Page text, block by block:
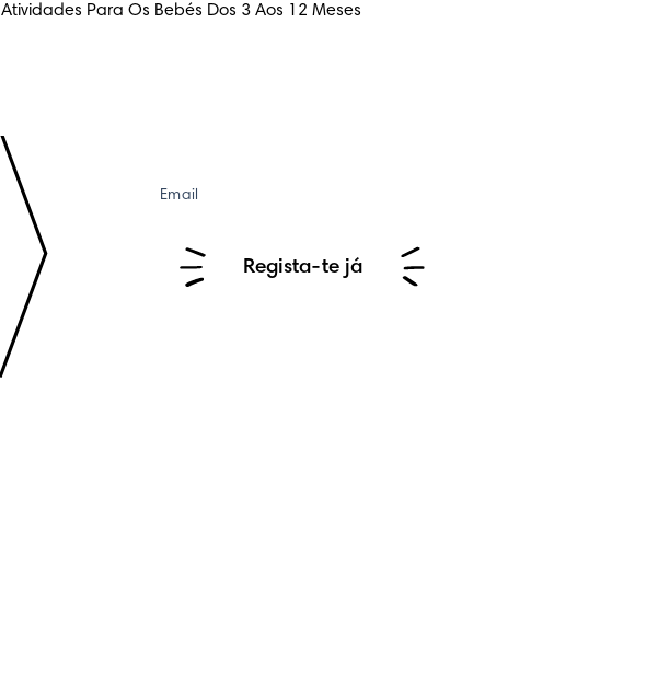
Atividades Para Os Bebés Dos 3 Aos 12 Meses
Email
Regista-te já